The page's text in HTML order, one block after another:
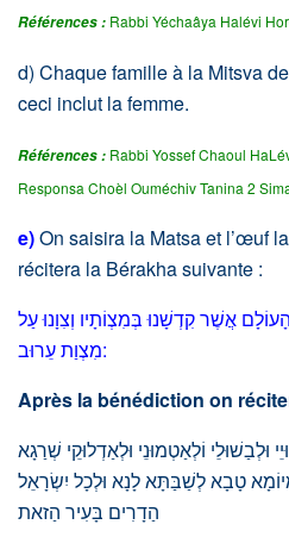
Références : Rabbi Yéchaâya Halévi
d) Chaque famille à la Mitsva
ceci inclut la femme.
Références : Rabbi Yossef Chaoul
Responsa Choèl Ouméchiv Tanina 2
e)On saisira la Matsa et l’œuf
récitera la Bérakha suivante :
אֲשֶׁר קִדְשָׁנוּ בְּמִצְוֹתָיו וְצִוָנוּ עַל
מִצְוַת עֵרוּב:
Après la bénédiction on
וּלְבַשׁוּלֵי וֹלְאַטְמוּנֵי וּלְאַדְלוּקֵי שְׁרַגָא
טָבָא לְשַׁבַּתָּא לָנָא וּלְכָל יִשְׂרָאֵל
הַדָרִים בָּעִיר הַזאת